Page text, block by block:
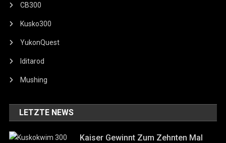
CB300
Kusko300
YukonQuest
Iditarod
Mushing
LETZTE NEWS
Kaiser Gewinnt Zum Zehnten Mal